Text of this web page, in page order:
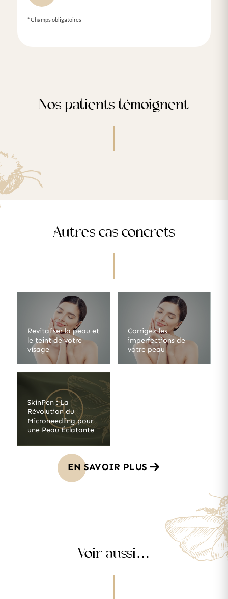
* Champs obligatoires
Nos patients témoignent
Autres cas concrets
Revitaliser la peau et
le teint de votre
visage
Corrigez les
imperfections de
votre peau
SkinPen : La
Révolution du
Microneedling pour
une Peau Éclatante
EN SAVOIR PLUS
Voir aussi…